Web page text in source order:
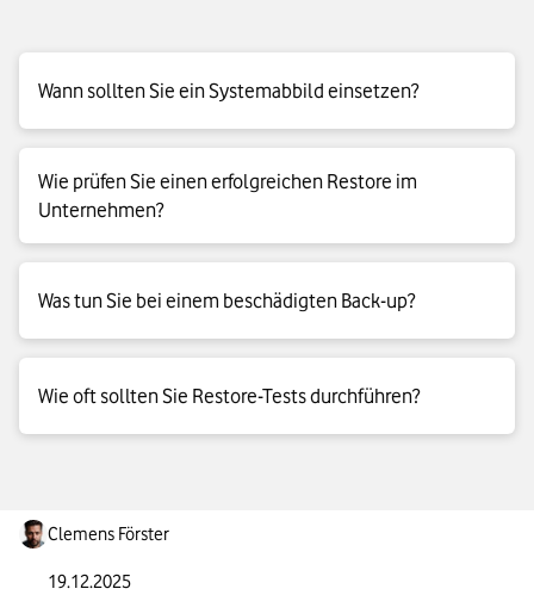
Wann sollten Sie ein Systemabbild einsetzen?
Ein Systemabbild hilft besonders, wenn Windows nicht mehr
startet oder wenn Updates und Treiber das System instabil
machen.
Wie prüfen Sie einen erfolgreichen Restore im
Unternehmen?
Freigaben, und testen Sie die betroffenen Anwendungen mit
typischen Workflows.
Was tun Sie bei einem beschädigten Back-up?
zuerst in ein Prüfziel wieder her und ziehen Sie alternative
Quellen wie Snapshots oder Applikations-Back-ups heran.
Wie oft sollten Sie Restore-Tests durchführen?
Clemens Förster
19.12.2025